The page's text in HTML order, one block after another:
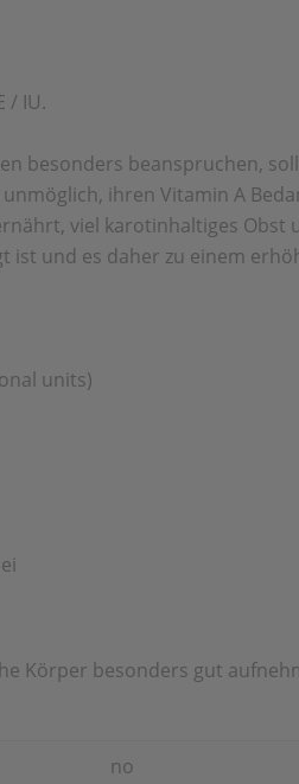
/ IU.
besonders beanspruchen,
ihren Vitamin A
viel karotinhaltiges
und es daher zu einem
units)
Körper besonders gut
no